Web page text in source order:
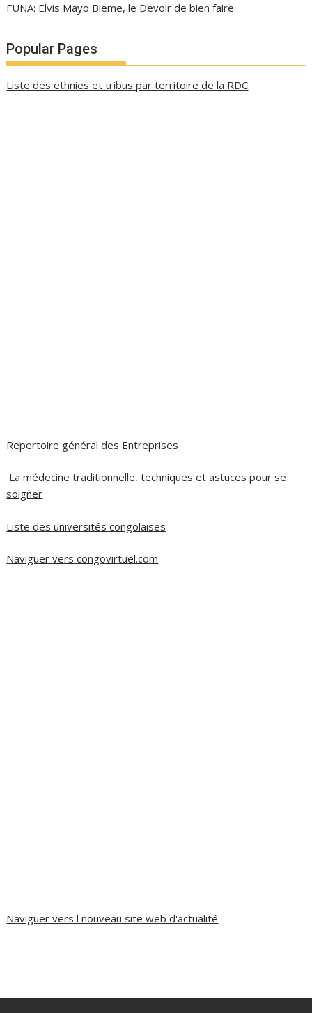
FUNA: Elvis Mayo Bieme, le Devoir de bien faire
Popular Pages
Liste des ethnies et tribus par territoire de la RDC
Repertoire général des Entreprises
La médecine traditionnelle, techniques et astuces pour se
soigner
Liste des universités congolaises
Naviguer vers congovirtuel.com
Naviguer vers l nouveau site web d'actualité